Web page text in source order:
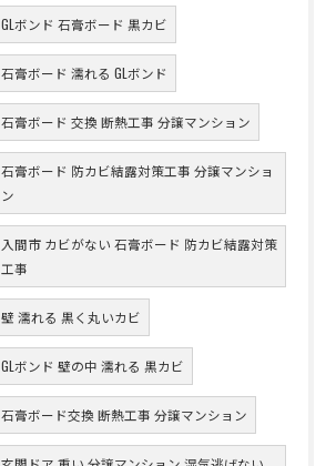
GLボンド 石膏ボード 黒カビ
石膏ボード 濡れる GLボンド
石膏ボード 交換 断熱工事 分譲マンション
石膏ボード 防カビ結露対策工事 分譲マンショ
ン
入間市 カビがない 石膏ボード 防カビ結露対策
工事
壁 濡れる 黒く丸いカビ
GLボンド 壁の中 濡れる 黒カビ
石膏ボード交換 断熱工事 分譲マンション